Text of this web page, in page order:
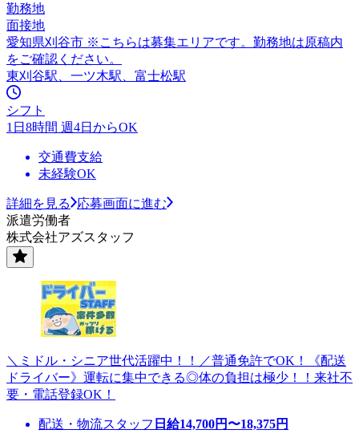
勤務地
面接地
愛知県刈谷市 ※こちらは募集エリアです。勤務地は原稿内
をご確認ください。
東刈谷駅、一ツ木駅、富士松駅
シフト
1日8時間 週4日からOK
交通費支給
未経験OK
詳細を見る
応募画面に進む
派遣労働者
株式会社アズスタッフ
＼ミドル・シニア世代活躍中！！／普通免許でOK！《配送
ドライバー》運転に集中できる◎体の負担は極少！！来社不
要・電話登録OK！
配送・物流スタッフ 日給14,700円〜18,375円